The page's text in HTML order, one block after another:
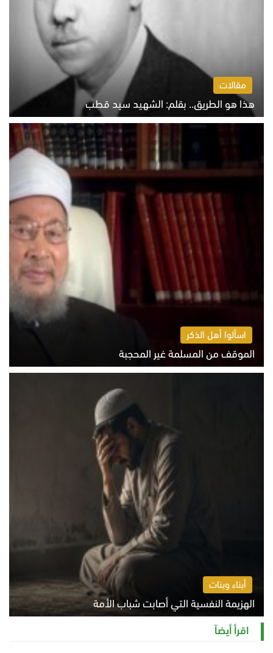
مقالات
هذا هو الطريق.. بقلم: الشهيد سيد قطب
الخميس 6 أغسطس 2026 10:52 ص
اسألوا أهل الذكر
الموقف من المسلمة غير المحجبة
الخميس 6 أغسطس 2026 10:45 ص
أبناء وبنات
الهزيمة النفسية التي أصابت شباب الأمة
الخميس 6 أغسطس 2026 11:12 ص
اقرأ أيضاً